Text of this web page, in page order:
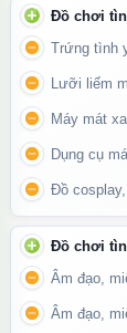
Tính năng
Không gây
da, kể cả da
Không màu,
khó chịu trong
Hỗ trợ kéo dài
chế khô ráp,
An toàn với
liệu cao su
Đồ chơi
Trứng tình
Lưỡi liếm
Máy mát
Dụng cụ
Đồ
Đồ chơi
Âm đạo,
Âm đạo,